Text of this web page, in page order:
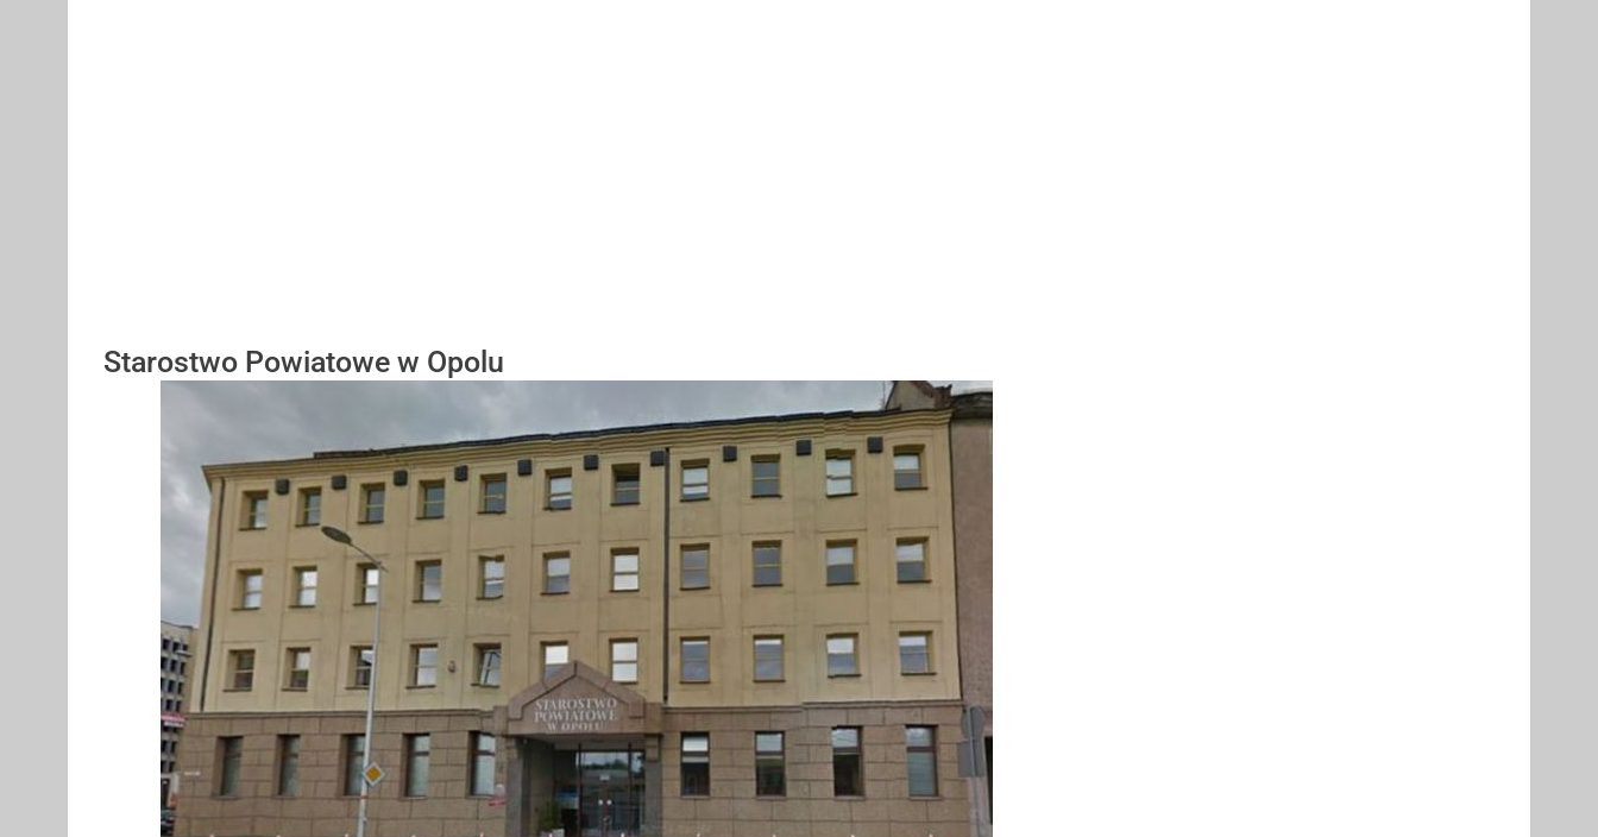
Starostwo Powiatowe w Opolu